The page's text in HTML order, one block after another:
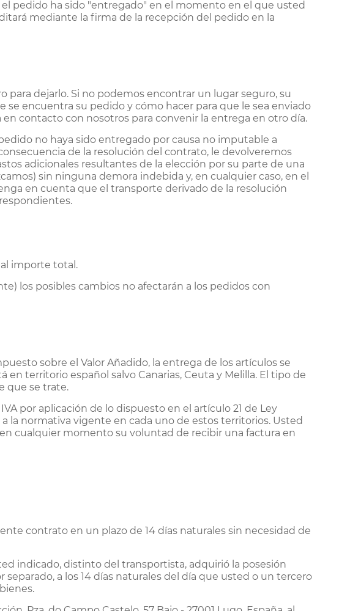
pedido ha sido "entregado" en el momento en el que usted
mediante la firma de la recepción del pedido en la
dejarlo. Si no podemos encontrar un lugar seguro, su
encuentra su pedido y cómo hacer para que le sea enviado
contacto con nosotros para convenir la entrega en otro día.
no haya sido entregado por causa no imputable a
de la resolución del contrato, le devolveremos
adicionales resultantes de la elección por su parte de una
sin ninguna demora indebida y, en cualquier caso, en el
en cuenta que el transporte derivado de la resolución
al importe total.
los posibles cambios no afectarán a los pedidos con
sobre el Valor Añadido, la entrega de los artículos se
territorio español salvo Canarias, Ceuta y Melilla. El tipo de
que se trate.
por aplicación de lo dispuesto en el artículo 21 de Ley
la normativa vigente en cada uno de estos territorios. Usted
cualquier momento su voluntad de recibir una factura en
contrato en un plazo de 14 días naturales sin necesidad de
indicado, distinto del transportista, adquirió la posesión
a los 14 días naturales del día que usted o un tercero